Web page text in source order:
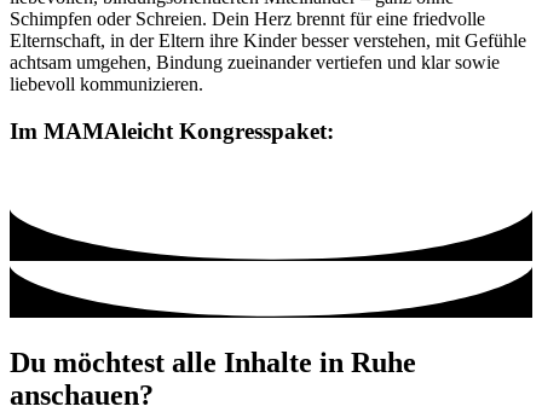
Schimpfen oder Schreien. Dein Herz brennt für eine friedvolle
Elternschaft, in der Eltern ihre Kinder besser verstehen, mit Gefühle
achtsam umgehen, Bindung zueinander vertiefen und klar sowie
liebevoll kommunizieren.
Im MAMAleicht Kongresspaket:
Du möchtest alle Inhalte in Ruhe
anschauen?